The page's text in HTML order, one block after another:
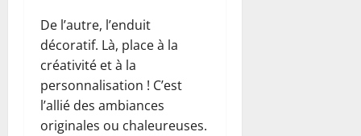
De l’autre, l’enduit
décoratif. Là, place à la
créativité et à la
personnalisation ! C’est
l’allié des ambiances
originales ou chaleureuses.